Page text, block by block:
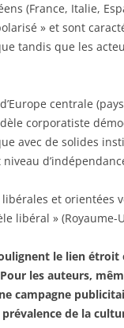
(France, Italie,
» et sont
tandis que les
centrale
corporatiste
avec de solides
et orientées
libéral » (Royaume-
le lien
les auteurs,
campagne
prévalence de la